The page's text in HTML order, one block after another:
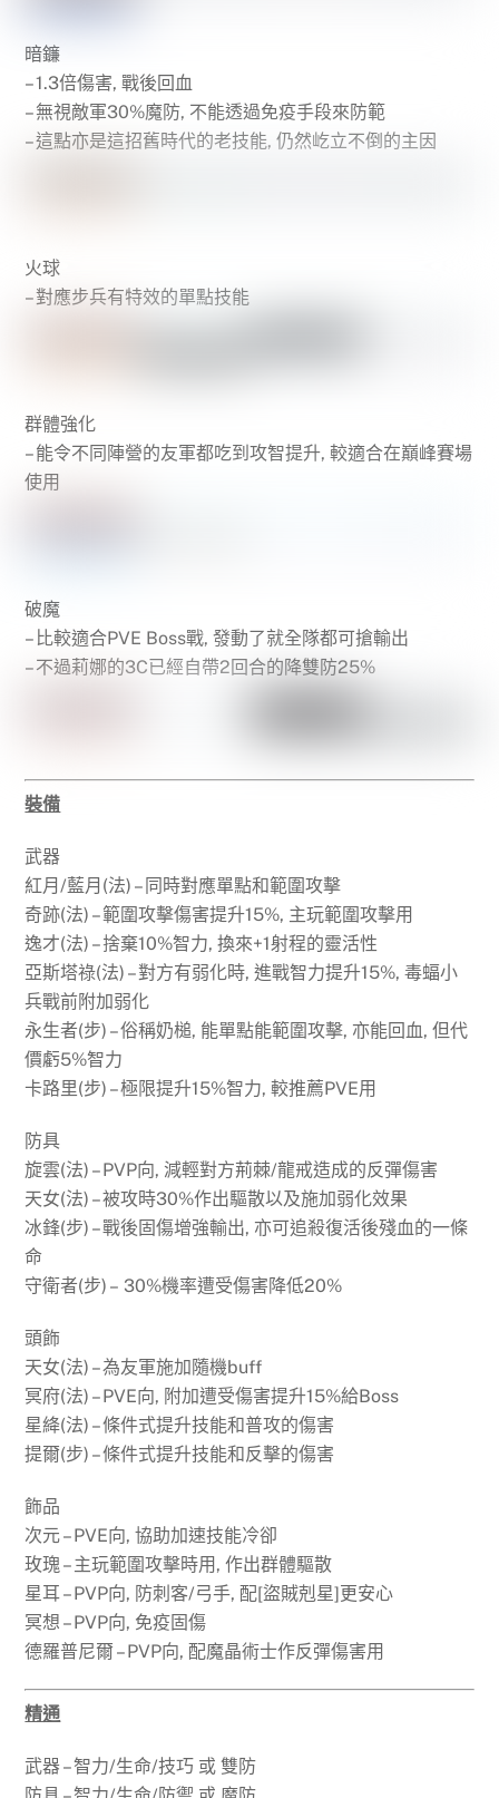
暗鐮
– 1.3倍傷害, 戰後回血
– 無視敵軍30%魔防, 不能透過免疫手段來防範
– 這點亦是這招舊時代的老技能, 仍然屹立不倒的主因
火球
– 對應步兵有特效的單點技能
群體強化
– 能令不同陣營的友軍都吃到攻智提升, 較適合在巔峰賽場
使用
破魔
– 比較適合PVE Boss戰, 發動了就全隊都可搶輸出
– 不過莉娜的3C已經自帶2回合的降雙防25%
裝備
武器
紅月/藍月(法) – 同時對應單點和範圍攻擊
奇跡(法) – 範圍攻擊傷害提升15%, 主玩範圍攻擊用
逸才(法) – 捨棄10%智力, 換來+1射程的靈活性
亞斯塔祿(法) – 對方有弱化時, 進戰智力提升15%, 毒蝠小
兵戰前附加弱化
永生者(步) – 俗稱奶槌, 能單點能範圍攻擊, 亦能回血, 但代
價虧5%智力
卡路里(步) – 極限提升15%智力, 較推薦PVE用
防具
旋雲(法) – PVP向, 減輕對方荊棘/龍戒造成的反彈傷害
天女(法) – 被攻時30%作出驅散以及施加弱化效果
冰鋒(步) – 戰後固傷增強輸出, 亦可追殺復活後殘血的一條
命
守衛者(步) – 30%機率遭受傷害降低20%
頭飾
天女(法) – 為友軍施加隨機buff
冥府(法) – PVE向, 附加遭受傷害提升15%給Boss
星絳(法) – 條件式提升技能和普攻的傷害
提爾(步) – 條件式提升技能和反擊的傷害
飾品
次元 – PVE向, 協助加速技能冷卻
玫瑰 – 主玩範圍攻擊時用, 作出群體驅散
星耳 – PVP向, 防刺客/弓手, 配[盜賊剋星]更安心
冥想 – PVP向, 免疫固傷
德羅普尼爾 – PVP向, 配魔晶術士作反彈傷害用
精通
武器 – 智力/生命/技巧 或 雙防